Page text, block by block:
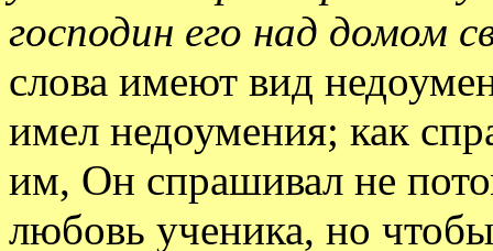
господин его над домом
слова имеют вид
имел недоумения; как
им, Он спрашивал не
любовь ученика, но